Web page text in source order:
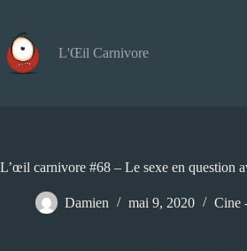
contenu
L'Œil Carnivore
L’œil carnivore #68 – Le sexe en question
Damien mai 9, 2020 Cine